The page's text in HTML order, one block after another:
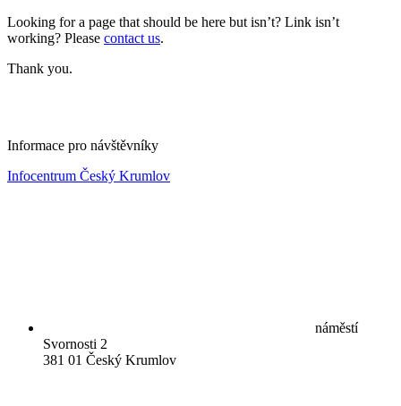
Looking for a page that should be here but isn’t? Link isn’t
working? Please contact us.
Thank you.
Informace pro návštěvníky
Infocentrum Český Krumlov
náměstí
Svornosti 2
381 01 Český Krumlov